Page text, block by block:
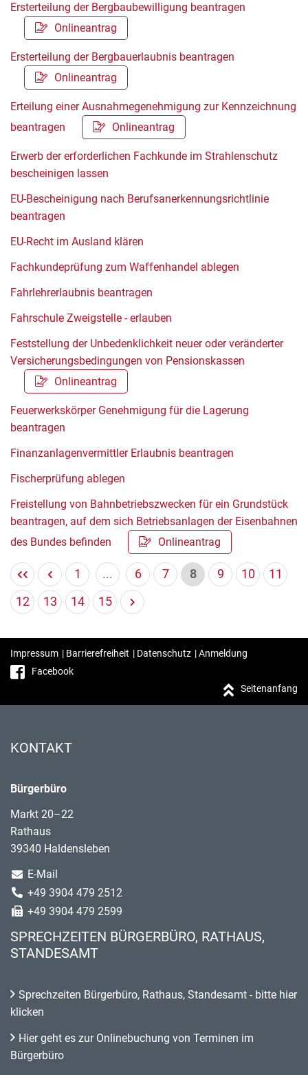
Ersterteilung der Bergbaubewilligung beantragen
Onlineantrag
Ersterteilung der Bergbauerlaubnis beantragen
Onlineantrag
Erteilung einer Ausnahmegenehmigung zur Kennzeichnung
beantragen
Onlineantrag
Erwerb der erforderlichen Fachkunde im Strahlenschutz
bescheinigen lassen
EU-Bescheinigung nach Berufsanerkennungsrichtlinie
beantragen
EU-Recht im Ausland klären
Fachkundeprüfung zum Waffenhandel ablegen
Fahrlehrerlaubnis beantragen
Fahrschule Zweigstelle - erlauben
Feststellung der Unbedenklichkeit neuer oder veränderter
Versicherungsbedingungen von Pensionskassen
Onlineantrag
Feuerwerkskörper Genehmigung für die Lagerung
beantragen
Finanzanlagenvermittler Erlaubnis beantragen
Fischerprüfung ablegen
Freistellung von Bahnbetriebszwecken für ein Grundstück
beantragen, auf dem sich Betriebsanlagen der Eisenbahnen
des Bundes befinden
Onlineantrag
1 ... 6 7 8 9 10
11
12
13 14 15
Impressum | Barrierefreiheit | Datenschutz |Anmeldung
Facebook
Seitenanfang
KONTAKT
Bürgerbüro
Markt 20–22
Rathaus
39340 Haldensleben
E-Mail
+49 3904 479 2512
+49 3904 479 2599
SPRECHZEITEN BÜRGERBÜRO, RATHAUS,
STANDESAMT
Sprechzeiten Bürgerbüro, Rathaus, Standesamt - bitte hier
klicken
Hier geht es zur Onlinebuchung von Terminen im
Bürgerbüro